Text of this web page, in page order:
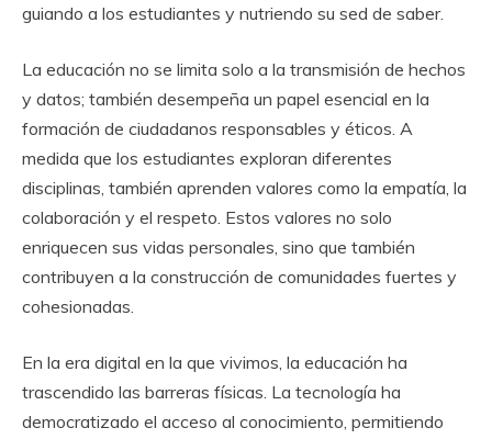
guiando a los estudiantes y nutriendo su sed de saber.
La educación no se limita solo a la transmisión de hechos
y datos; también desempeña un papel esencial en la
formación de ciudadanos responsables y éticos. A
medida que los estudiantes exploran diferentes
disciplinas, también aprenden valores como la empatía, la
colaboración y el respeto. Estos valores no solo
enriquecen sus vidas personales, sino que también
contribuyen a la construcción de comunidades fuertes y
cohesionadas.
En la era digital en la que vivimos, la educación ha
trascendido las barreras físicas. La tecnología ha
democratizado el acceso al conocimiento, permitiendo